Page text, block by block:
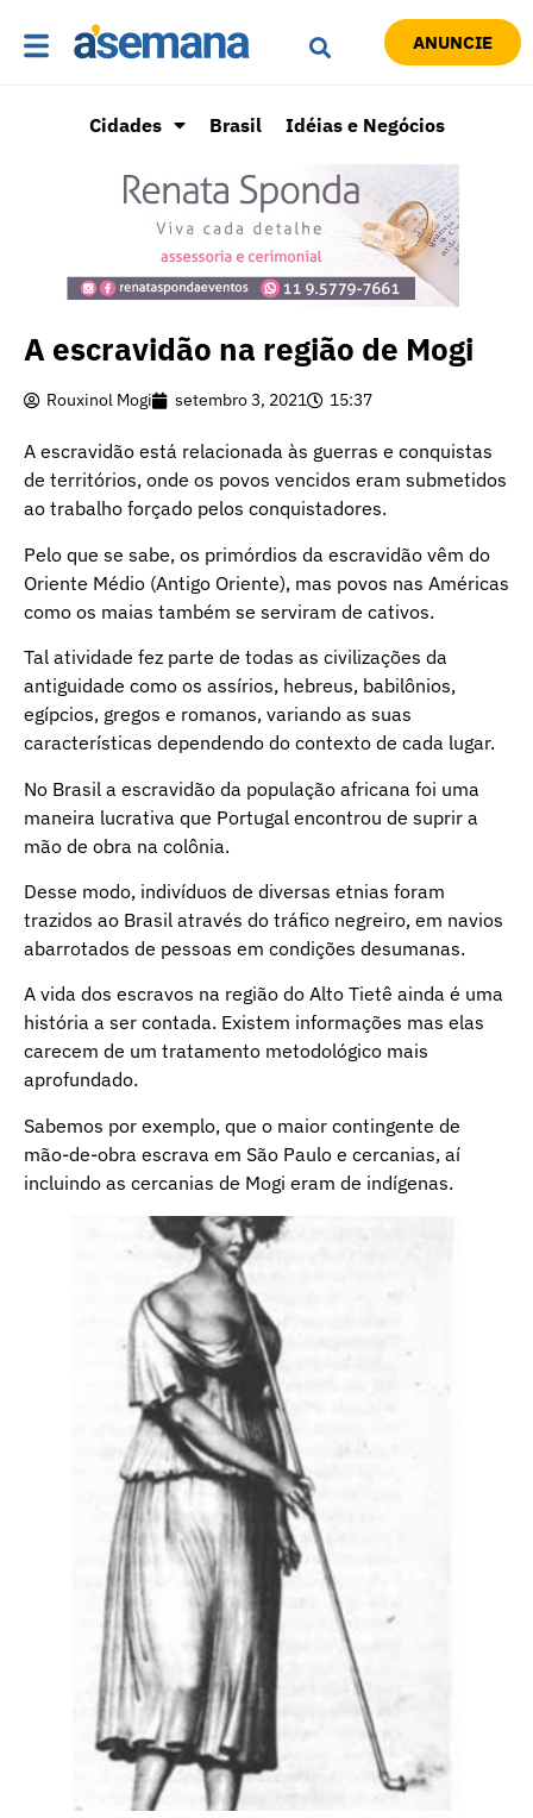
ANUNCIE
Cidades Brasil Idéias e Negócios
A escravidão na região de Mogi
Rouxinol Mogi setembro 3, 2021 15:37
A escravidão está relacionada às guerras e conquistas
de territórios, onde os povos vencidos eram submetidos
ao trabalho forçado pelos conquistadores.
Pelo que se sabe, os primórdios da escravidão vêm do
Oriente Médio (Antigo Oriente), mas povos nas Américas
como os maias também se serviram de cativos.
Tal atividade fez parte de todas as civilizações da
antiguidade como os assírios, hebreus, babilônios,
egípcios, gregos e romanos, variando as suas
características dependendo do contexto de cada lugar.
No Brasil a escravidão da população africana foi uma
maneira lucrativa que Portugal encontrou de suprir a
mão de obra na colônia.
Desse modo, indivíduos de diversas etnias foram
trazidos ao Brasil através do tráfico negreiro, em navios
abarrotados de pessoas em condições desumanas.
A vida dos escravos na região do Alto Tietê ainda é uma
história a ser contada. Existem informações mas elas
carecem de um tratamento metodológico mais
aprofundado.
Sabemos por exemplo, que o maior contingente de
mão-de-obra escrava em São Paulo e cercanias, aí
incluindo as cercanias de Mogi eram de indígenas.